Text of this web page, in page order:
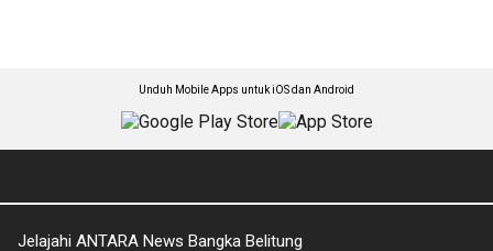
Unduh Mobile Apps untuk iOS dan Android
Jelajahi ANTARA News Bangka Belitung